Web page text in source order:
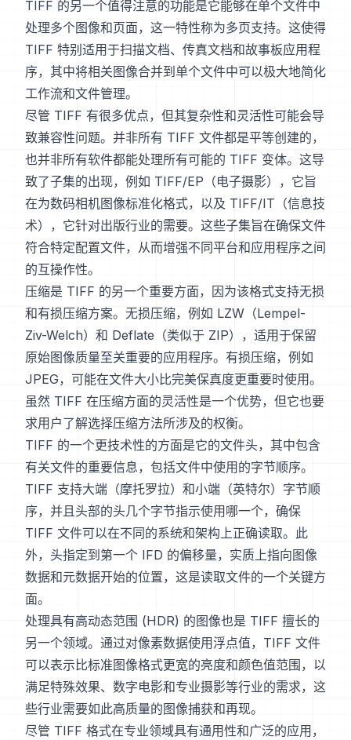
TIFF 的另一个值得注意的功能是它能够在单个文件中
处理多个图像和页面，这一特性称为多页支持。这使得
TIFF 特别适用于扫描文档、传真文档和故事板应用程
序，其中将相关图像合并到单个文件中可以极大地简化
工作流和文件管理。
尽管 TIFF 有很多优点，但其复杂性和灵活性可能会导
致兼容性问题。并非所有 TIFF 文件都是平等创建的，
也并非所有软件都能处理所有可能的 TIFF 变体。这导
致了子集的出现，例如 TIFF/EP（电子摄影），它旨
在为数码相机图像标准化格式，以及 TIFF/IT（信息技
术），它针对出版行业的需要。这些子集旨在确保文件
符合特定配置文件，从而增强不同平台和应用程序之间
的互操作性。
压缩是 TIFF 的另一个重要方面，因为该格式支持无损
和有损压缩方案。无损压缩，例如 LZW（Lempel-
Ziv-Welch）和 Deflate（类似于 ZIP），适用于保留
原始图像质量至关重要的应用程序。有损压缩，例如
JPEG，可能在文件大小比完美保真度更重要时使用。
虽然 TIFF 在压缩方面的灵活性是一个优势，但它也要
求用户了解选择压缩方法所涉及的权衡。
TIFF 的一个更技术性的方面是它的文件头，其中包含
有关文件的重要信息，包括文件中使用的字节顺序。
TIFF 支持大端（摩托罗拉）和小端（英特尔）字节顺
序，并且头部的头几个字节指示使用哪一个，确保
TIFF 文件可以在不同的系统和架构上正确读取。此
外，头指定到第一个 IFD 的偏移量，实质上指向图像
数据和元数据开始的位置，这是读取文件的一个关键方
面。
处理具有高动态范围 (HDR) 的图像也是 TIFF 擅长的
另一个领域。通过对像素数据使用浮点值，TIFF 文件
可以表示比标准图像格式更宽的亮度和颜色值范围，以
满足特殊效果、数字电影和专业摄影等行业的需求，这
些行业需要如此高质量的图像捕获和再现。
尽管 TIFF 格式在专业领域具有通用性和广泛的应用，